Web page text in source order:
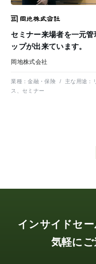
セミナー来場者を一元
ップが出来ています。
岡地株式会社
業種：金融・保険 / 主な用途：
ス、セミナー
インサイドセ
気軽にご